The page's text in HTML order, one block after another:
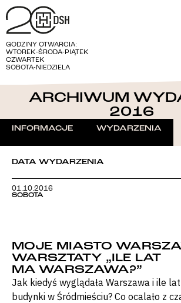
GODZINY OTWARCIA:
WTOREK-ŚRODA-PIĄTEK
CZWARTEK
SOBOTA-NIEDZIELA
ARCHIWUM
2016
INFORMACJE WYDARZENIA
DATA WYDARZENIA
01.10.2016
SOBOTA
MOJE MIASTO
WARSZTATY „ILE LAT
MA WARSZAWA?”
Jak kiedyś wyglądała Warszawa i ile
budynki w Śródmieściu? Co ocalało z